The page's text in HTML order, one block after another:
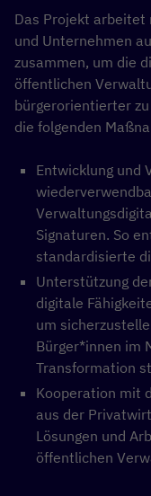
Das Projekt arbeitet
und Unternehmen
zusammen, um die
öffentlichen
bürgerorientierter
die folgenden
Entwicklung und
Signaturen. So
standardisierte
Unterstützung
digitale
um
Bürger*innen im
Transformation
Kooperation mit
aus der
Lösungen und
öffentlichen